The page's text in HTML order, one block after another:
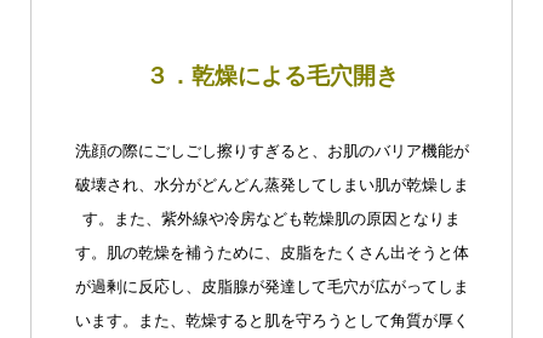
３．乾燥による毛穴開き
洗顔の際にごしごし擦りすぎると、お肌のバリア機能が
破壊され、水分がどんどん蒸発してしまい肌が乾燥しま
す。また、紫外線や冷房なども乾燥肌の原因となりま
す。肌の乾燥を補うために、皮脂をたくさん出そうと体
が過剰に反応し、皮脂腺が発達して毛穴が広がってしま
います。また、乾燥すると肌を守ろうとして角質が厚く